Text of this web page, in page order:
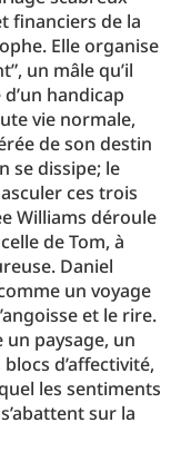
financiers de la
Elle organise
un mâle qu’il
handicap
vie normale,
de son destin
se dissipe; le
ces trois
Williams déroule
de Tom, à
Daniel
un voyage
et le rire.
paysage, un
d’affectivité,
les sentiments
sur la